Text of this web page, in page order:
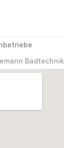
Badtechnik